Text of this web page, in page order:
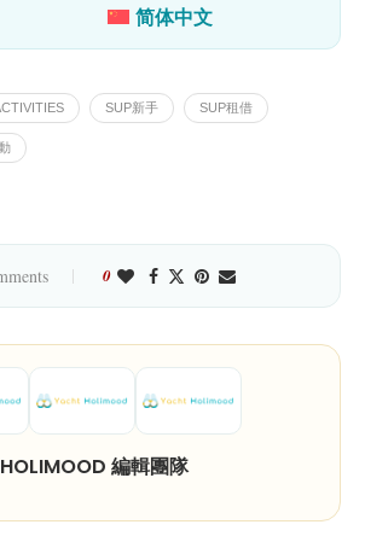
简体中文
SUP新手 SUP租借
0
HOLIMOOD 編輯團隊